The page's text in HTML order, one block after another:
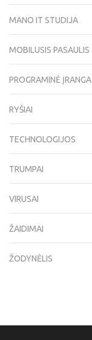
MANO IT STUDIJA
MOBILUSIS PASAULIS
PROGRAMINĖ ĮRANGA
RYŠIAI
TECHNOLOGIJOS
TRUMPAI
VIRUSAI
ŽAIDIMAI
ŽODYNĖLIS